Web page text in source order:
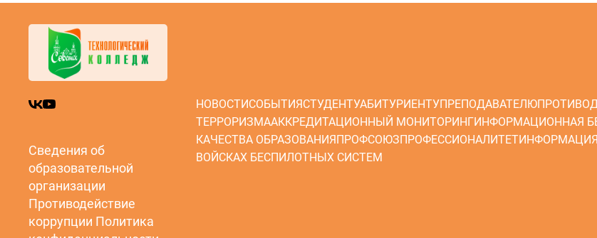
Сведения об
образовательной
организации
Противодействие
коррупции Политика
НОВОСТИСОБЫТИЯСТУДЕНТУАБИТУРИЕНТУПРЕПОДАВАТЕЛЮ
ТЕРРОРИЗМААККРЕДИТАЦИОННЫЙ МОНИТОРИНГИНФОРМАЦИОННАЯ
КАЧЕСТВА ОБРАЗОВАНИЯ ПРОФСОЮЗ ПРОФЕССИОНАЛИТЕТИНФОРМАЦИЯ
ВОЙСКАХ БЕСПИЛОТНЫХ СИСТЕМ